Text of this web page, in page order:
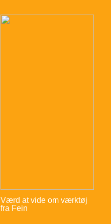
Værd at vide om værktøj
fra Fein